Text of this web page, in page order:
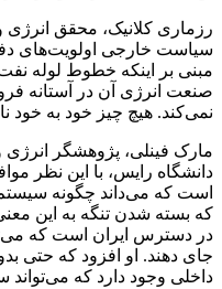
رزماری کلانیک، محقق انرژی
سیاست خارجی اولویت‌های
مبنی بر اینکه خطوط لوله
صنعت انرژی آن در آستانه
نمی‌کند. هیچ چیز خود به خود
مارک فینلی، پژوهشگر
دانشگاه رایس، با این نظر
است که می‌داند چگونه
که بسته شدن تنگه به ‌این
در دسترس ایران است که
جای دهند. او افزود که حتی
داخلی وجود دارد که